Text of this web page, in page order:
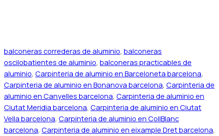
balconeras correderas de aluminio, balconeras
oscilobatientes de aluminio, balconeras practicables de
aluminio, Carpinteria de aluminio en Barceloneta barcelona,
Carpinteria de aluminio en Bonanova barcelona, Carpinteria de
aluminio en Canyelles barcelona, Carpinteria de aluminio en
Ciutat Meridia barcelona, Carpinteria de aluminio en Ciutat
Vella barcelona, Carpinteria de aluminio en CollBlanc
barcelona, Carpinteria de aluminio en eixample Dret barcelona,